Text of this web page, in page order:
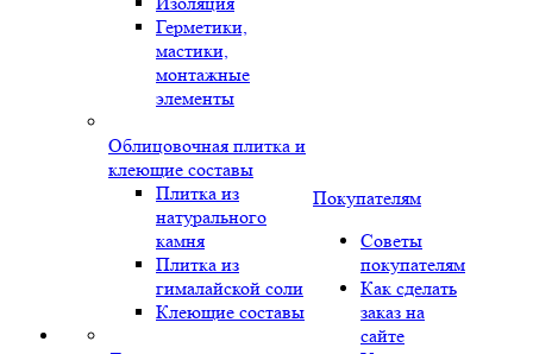
Герметики,
мастики,
монтажные
элементы
Облицовочная плитка и
клеющие составы
Плитка из
натурального
камня
Плитка из
гималайской соли
Клеющие составы
Покупателям
Советы
покупателям
Как сделать
заказ на
сайте